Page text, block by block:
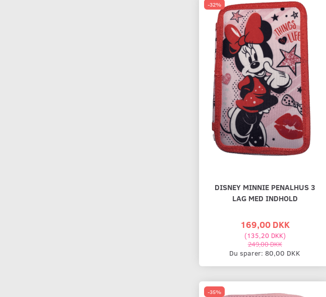
-32%
DISNEY MINNIE PENALHUS 3
LAG MED INDHOLD
169,00 DKK
(135,20 DKK)
249,00 DKK
Du sparer:80,00 DKK
-35%